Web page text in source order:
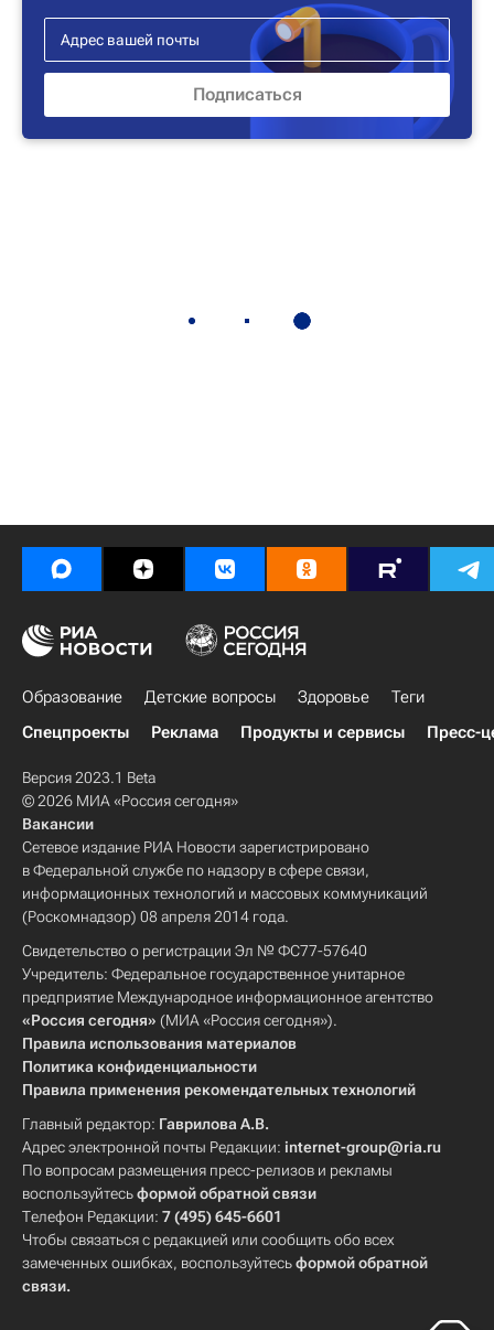
Образование Детские вопросы Здоровье
Теги
Спецпроекты
Реклама Продукты и сервисы Пресс-
Версия 2023.1 Beta
© 2026 МИА «Россия сегодня»
Вакансии
Сетевое издание РИА Новости зарегистрировано
в Федеральной службе по надзору в сфере связи,
информационных технологий и массовых коммуникаций
(Роскомнадзор) 08 апреля 2014 года.
Свидетельство о регистрации Эл № ФС77-57640
Учредитель: Федеральное государственное унитарное
предприятие Международное информационное агентство
«Россия сегодня» (МИА «Россия сегодня»).
Правила использования материалов
Политика конфиденциальности
Правила применения рекомендательных технологий
Главный редактор: Гаврилова А.В.
Адрес электронной почты Редакции: internet-group@ria.ru
По вопросам размещения пресс-релизов и рекламы
воспользуйтесьформой обратной связи
Телефон Редакции: 7 (495) 645-6601
Чтобы связаться с редакцией или сообщить обо всех
замеченных ошибках, воспользуйтесьформой обратной
связи.